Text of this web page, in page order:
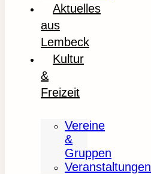
Aktuelles
aus
Lembeck
Kultur
&
Freizeit
Vereine
&
Gruppen
Veranstaltungen